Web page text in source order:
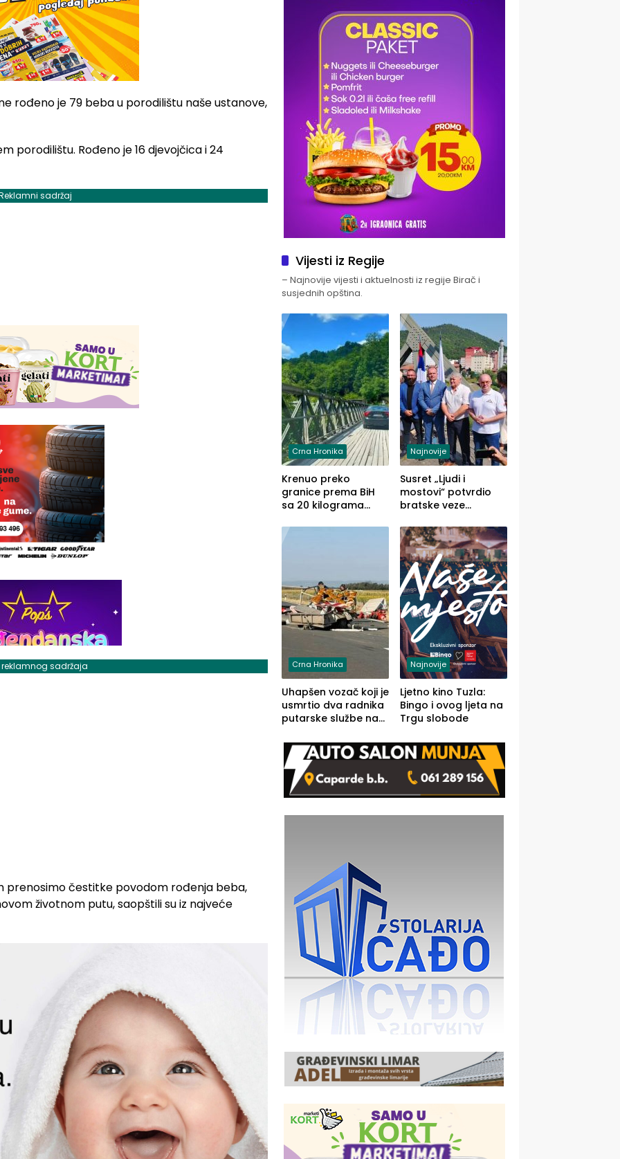
rođeno je 79 beba u porodilištu naše ustanove,
porodilištu. Rođeno je 16 djevojčica i 24
sadržaj
reklamnog sadržaja
prenosimo čestitke povodom rođenja beba,
životnom putu, saopštili su iz najveće
Vijesti iz Regije
– Najnovije vijesti i aktuelnosti iz regije Birač i
susjednih opština.
Crna Hronika
Krenuo preko
granice prema BiH
sa 20 kilograma
u automobilu
Najnovije
Susret „Ljudi i
mostovi“ potvrdio
bratske veze
Zvornika
Crna Hronika
Uhapšen vozač koji je
usmrtio dva radnika
putarske službe na
prema Šapcu
(FOTO)
Najnovije
Ljetno kino Tuzla:
Bingo i ovog ljeta na
Trgu slobode